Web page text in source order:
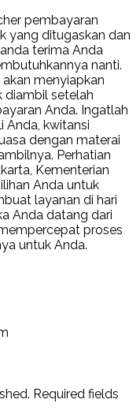
pembayaran
yang ditugaskan dan
terima Anda
nanti.
menyiapkan
diambil setelah
Anda. Ingatlah
Anda, kwitansi
dengan materai
Perhatian
Kementerian
Anda untuk
layanan di hari
Anda datang dari
proses
untuk Anda.
Required fields